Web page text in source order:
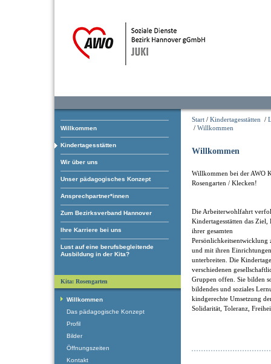
Willkommen
Kindertagesstätten
Wir über uns
Unser pädagogisches Konzept
Ansprechpartner*innen
Zum Bezirksverband Hannover
Ihre Karriere bei uns
Lust auf eine berufsbegleitende
Ausbildung in der Kita?
Start / Kindertagesstätten /
/ Willkommen
Willkommen
Willkommen bei der AWO
Rosengarten / Klecken!
Die Arbeiterwohlfahrt
Kindertagesstätten das
ihrer gesamten
Persönlichkeitsentwicklung
und mit ihren
unterbreiten. Die
verschiedenen
Gruppen offen. Sie bilden
bildendes und soziales
kindgerechte Umsetzung
Solidarität, Toleranz,
Kita: Rosengarten
Willkommen
Das pädagogische Konzept
Profil
Bilder
Öffnungszeiten
Kontakt